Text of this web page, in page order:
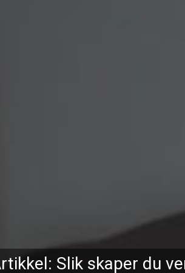
Slik skaper du